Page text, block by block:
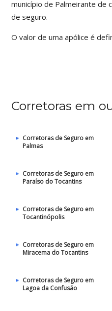
município de Palmeirante de
de seguro.
O valor de uma apólice é
Corretoras em
Corretoras de Seguro em
Palmas
Corretoras de Seguro em
Paraíso do Tocantins
Corretoras de Seguro em
Tocantinópolis
Corretoras de Seguro em
Miracema do Tocantins
Corretoras de Seguro em
Lagoa da Confusão